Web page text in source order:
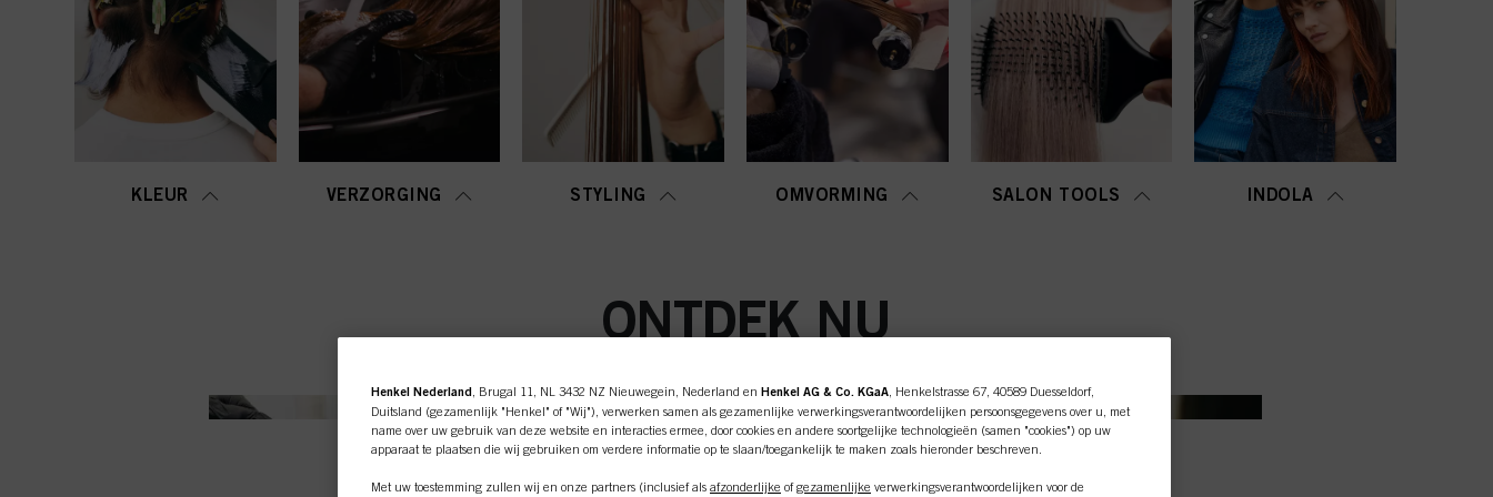
KLEUR VERZORGING STYLING OMVORMING SALON TOOLS INDOLA
ONTDEK NU
Henkel Nederland , Brugal 11, NL 3432 NZ Nieuwegein, Nederland en Henkel AG & Co. KGaA , Henkelstrasse 67, 40589 Duesseldorf,
Duitsland (gezamenlijk "Henkel" of "Wij"), verwerken samen als gezamenlijke verwerkingsverantwoordelijken persoonsgegevens over u, met
name over uw gebruik van deze website en interacties ermee, door cookies en andere soortgelijke technologieën (samen "cookies") op uw
apparaat te plaatsen die wij gebruiken om verdere informatie op te slaan/toegankelijk te maken zoals hieronder beschreven.
Met uw toestemming zullen wij en onze partners (inclusief als afzonderlijke ofgezamenlijke verwerkingsverantwoordelijken voor de